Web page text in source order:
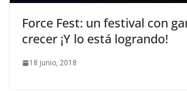
Force Fest: un festival con
crecer ¡Y lo está logrando!
18 junio, 2018